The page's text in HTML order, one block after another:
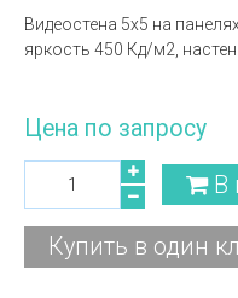
Видеостена 5х5 на
яркость 450 Кд/м2,
Цена по запросу
В
Купить в один